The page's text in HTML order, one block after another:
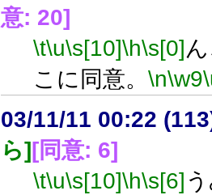
意: 20]
\t\u\s[10]\h\s[0]
こに同意。 \n\w9
03/11/11 00:22
ら][同意: 6]
\t\u\s[10]\h\s[6]